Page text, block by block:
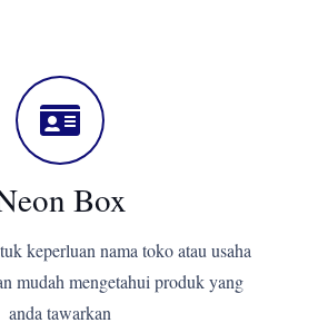
Box
keperluan nama toko atau usaha
mudah mengetahui produk yang
anda tawarkan